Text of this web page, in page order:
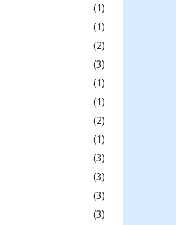
(1)
(1)
(2)
(3)
(1)
(1)
(2)
(1)
(3)
(3)
(3)
(3)